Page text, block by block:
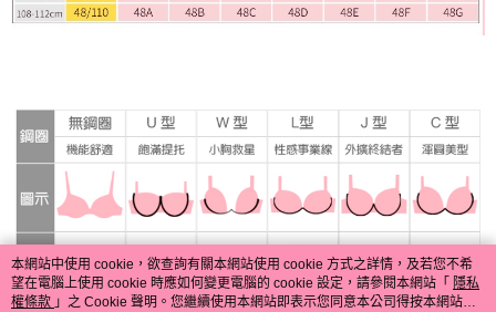
本網站中使用 cookie，欲查詢有關本網站使用 cookie 方式之詳情，及若您不希
望在電腦上使用 cookie 時應如何變更電腦的 cookie 設定，請參閱本網站「 隱私
權條款 」之 Cookie 聲明。您繼續使用本網站即表示您同意本公司得按本網站使